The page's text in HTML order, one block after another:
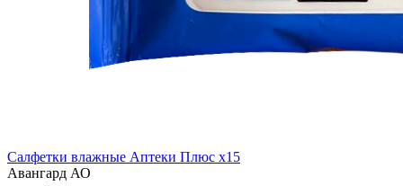
Салфетки влажные Аптеки Плюс x15
Авангард АО